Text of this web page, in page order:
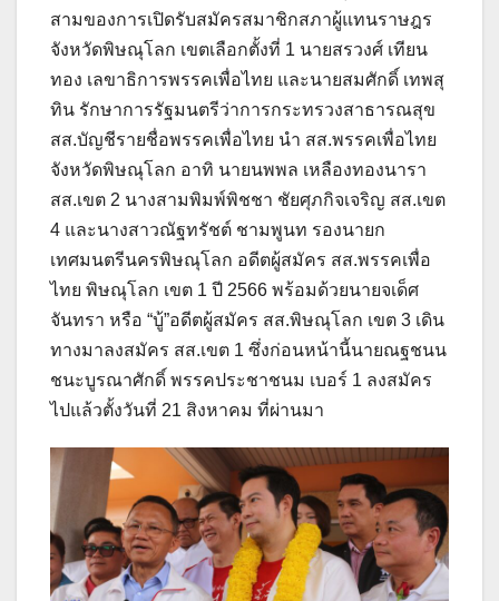
สามของการเปิดรับสมัครสมาชิกสภาผู้แทนราษฎร
จังหวัดพิษณุโลก เขตเลือกตั้งที่ 1 นายสรวงศ์ เทียน
ทอง เลขาธิการพรรคเพื่อไทย และนายสมศักดิ์ เทพสุ
ทิน รักษาการรัฐมนตรีว่าการกระทรวงสาธารณสุข
สส.บัญชีรายชื่อพรรคเพื่อไทย นำ สส.พรรคเพื่อไทย
จังหวัดพิษณุโลก อาทิ นายนพพล เหลืองทองนารา
สส.เขต 2 นางสามพิมพ์พิชชา ชัยศุภกิจเจริญ สส.เขต
4 และนางสาวณัฐทรัชต์ ชามพูนท รองนายก
เทศมนตรีนครพิษณุโลก อดีตผู้สมัคร สส.พรรคเพื่อ
ไทย พิษณุโลก เขต 1 ปี 2566 พร้อมด้วยนายจเด็ศ
จันทรา หรือ “บู้”อดีตผู้สมัคร สส.พิษณุโลก เขต 3 เดิน
ทางมาลงสมัคร สส.เขต 1 ซึ่งก่อนหน้านี้นายณฐชนน
ชนะบูรณาศักดิ์ พรรคประชาชนม เบอร์ 1 ลงสมัคร
ไปแล้วตั้งวันที่ 21 สิงหาคม ที่ผ่านมา